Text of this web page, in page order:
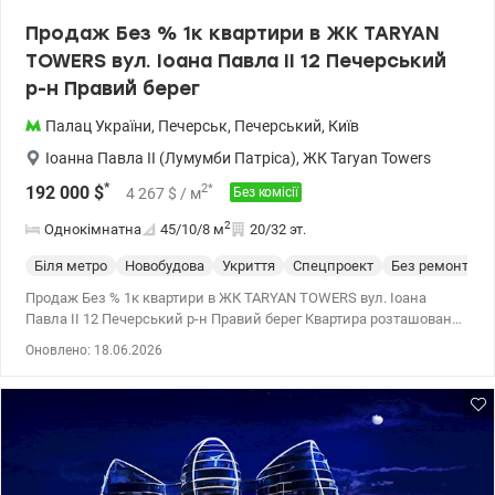
Продаж Без % 1к квартири в ЖК TARYAN
TOWERS вул. Іоана Павла II 12 Печерський
р-н Правий берег
Палац України, Печерськ, Печерський, Київ
Іоанна Павла II (Лумумби Патріса), ЖК Taryan Towers
192 000 $* 4 267 $ / м2* Без комісії
Однокімнатна 45/10/8 м2 20/32 эт.
Біля метро Новобудова Укриття Спецпроект
Без ремонта
Продаж Без % 1к квартири в ЖК TARYAN TOWERS вул. Іоана
Павла II 12 Печерський р-н Правий берег Квартира розташована
квартири 45.4 м2 TARYAN TOWERS — Ікона майбутнього на мапі
де кожен елемент створений для вашого абсолютного комфорту
та безпеки. Вежі майбутнього, об'єднані скляними мостами,
відкривають можливості, яких немає в жодному іншому проєкті.
Унікальна інфраструктура «Life-Style»: • На даху першої вежі:
Авторський панорамний ресторан з терасою під відкритим
Оновлено: 18.06.2026